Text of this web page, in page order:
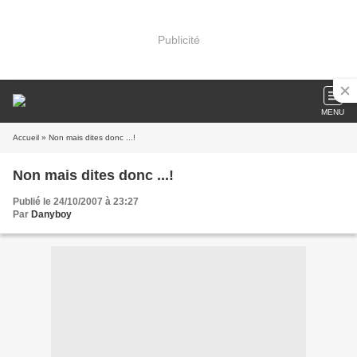
Publicité
MENU
Accueil » Non mais dites donc ...!
Non mais dites donc ...!
Publié le 24/10/2007 à 23:27
Par Danyboy